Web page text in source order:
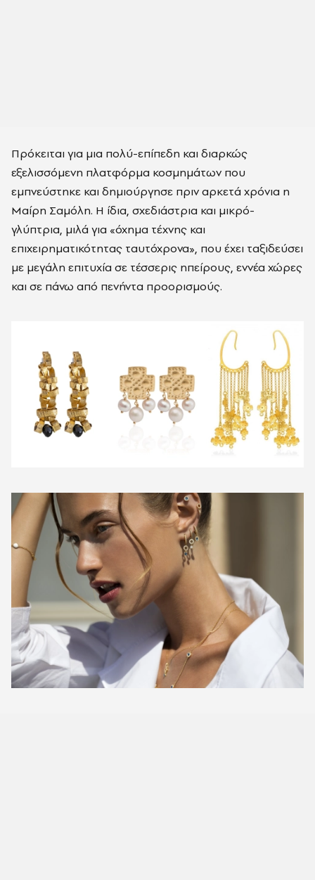
Πρόκειται για μια πολύ-επίπεδη και διαρκώς
εξελισσόμενη πλατφόρμα κοσμημάτων που
εμπνεύστηκε και δημιούργησε πριν αρκετά χρόνια η
Μαίρη Σαμόλη. Η ίδια, σχεδιάστρια και μικρό-
γλύπτρια, μιλά για «όχημα τέχνης και
επιχειρηματικότητας ταυτόχρονα», που έχει ταξιδεύσει
με μεγάλη επιτυχία σε τέσσερις ηπείρους, εννέα χώρες
και σε πάνω από πενήντα προορισμούς.